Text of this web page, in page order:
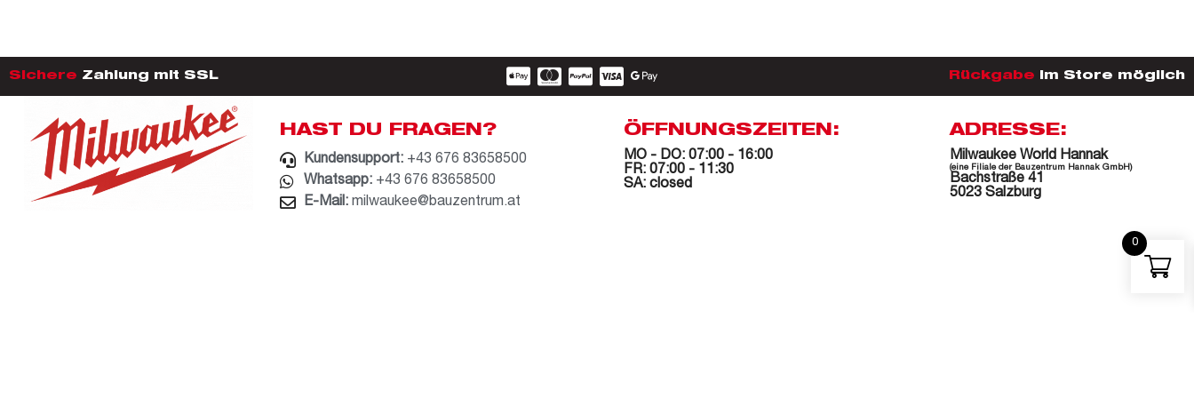
Sichere Zahlung mit SSL Rückgabe im Store möglich
HAST DU FRAGEN?
Kundensupport: +43 676 83658500
Whatsapp: +43 676 83658500
E-Mail: milwaukee@bauzentrum.at
ÖFFNUNGSZEITEN:
MO - DO: 07:00 - 16:00
FR: 07:00 - 11:30
SA: closed
ADRESSE:
Milwaukee World Hannak
(eine Filiale der Bauzentrum Hannak GmbH)
Bachstraße 41
5023 Salzburg
0